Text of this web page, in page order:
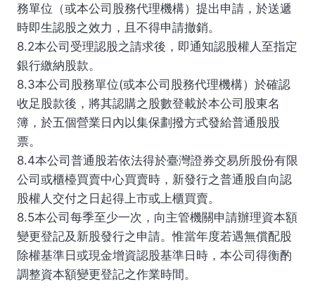
務單位（或本公司股務代理機構）提出申請，於送遞
時即生認股之效力，且不得申請撤銷。
8.2本公司受理認股之請求後，即通知認股權人至指定
銀行繳納股款。
8.3本公司股務單位(或本公司股務代理機構）於確認
收足股款後，將其認購之股數登載於本公司股東名
簿，於五個營業日內以集保劃撥方式發給普通股股
票。
8.4本公司普通股若依法得於臺灣證券交易所股份有限
公司或櫃檯買賣中心買賣時，新發行之普通股自向認
股權人交付之日起得上市或上櫃買賣。
8.5本公司每季至少一次，向主管機關申請辦理資本額
變更登記及新股發行之申請。惟當年度若遇無償配股
除權基準日或現金增資認股基準日時，本公司得衡酌
調整資本額變更登記之作業時間。